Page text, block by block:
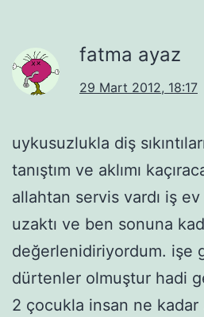
fatma ayaz
29 Mart 2012, 18:17
uykusuzlukla diş
tanıştım ve aklımı
allahtan servis vardı iş ev
uzaktı ve ben sonuna
değerlenidiriyordum. işe
dürtenler olmuştur hadi
2 çocukla insan ne kadar